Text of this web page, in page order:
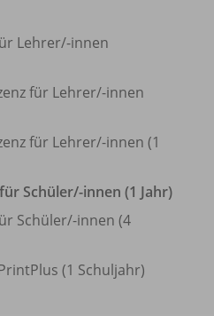
Lehrer/-innen
für Lehrer/-innen
für Lehrer/-innen (1
Schüler/-innen (1 Jahr)
Schüler/-innen (4
(1 Schuljahr)